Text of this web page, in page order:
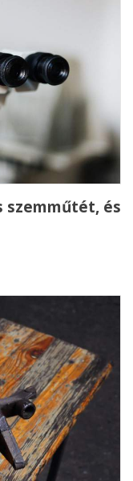
szemműtét, és